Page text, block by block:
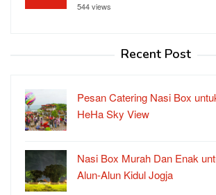
544 views
Recent Post
Pesan Catering Nasi Box
HeHa Sky View
Nasi Box Murah Dan Enak
Alun-Alun Kidul Jogja